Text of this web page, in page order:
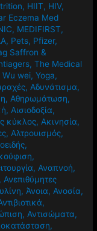
, HIIT, HIV,
Eczema Med
, MEDIFIRST,
, Pets, Pfizer,
Saffron &
,The Medical
Wu wei,Yoga,
, Αδυνάτισμα,
, Αθηρωμάτωση,
, Αισιοδοξία,
κύκλος, Ακινησία,
, Αλτρουισμός,
,
,
, Αναπνοή,
, Ανεπιθύμητες
, Άνοια, Ανοσία,
,
, Αντισώματα,
,